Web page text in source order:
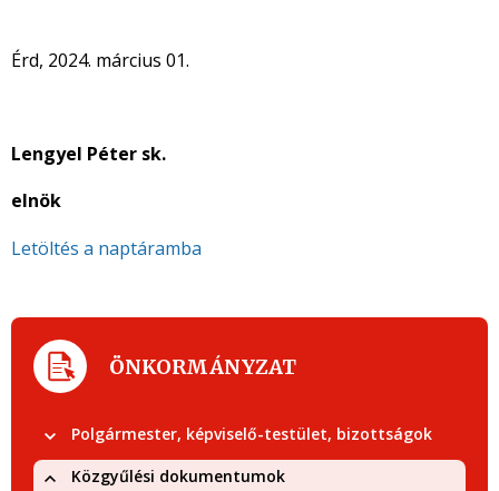
Érd, 2024. március 01.
Lengyel Péter sk.
elnök
Letöltés a naptáramba
ÖNKORMÁNYZAT
Polgármester, képviselő-testület, bizottságok
Közgyűlési dokumentumok